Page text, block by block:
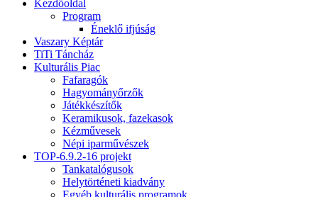
Kezdőoldal
Program
Éneklő ifjúság
Vaszary Képtár
TiTi Táncház
Kulturális Piac
Fafaragók
Hagyományőrzők
Játékkészítők
Keramikusok, fazekasok
Kézművesek
Népi iparművészek
TOP-6.9.2-16 projekt
Tankatalógusok
Helytörténeti kiadvány
Egyéb kulturális programok